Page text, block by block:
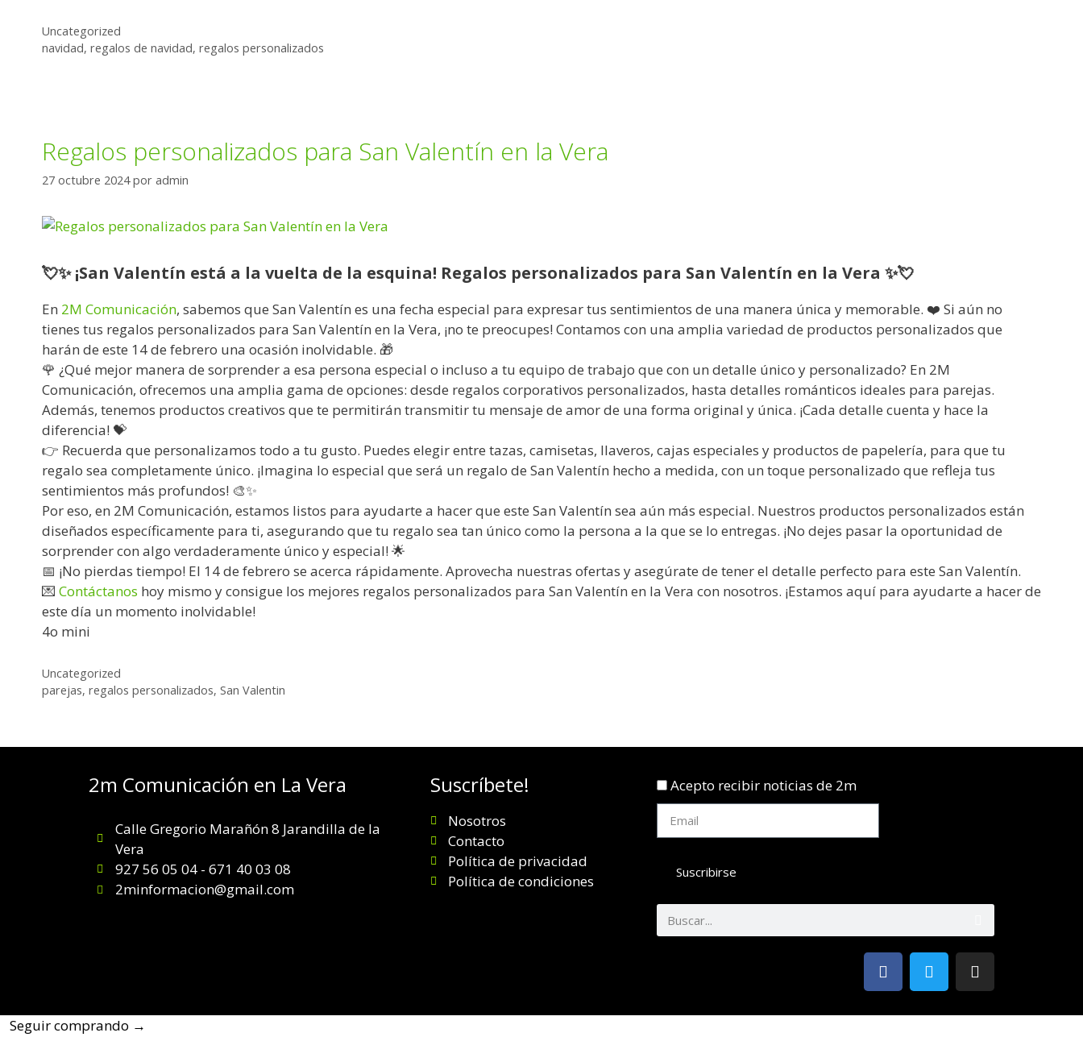
Uncategorized
navidad, regalos de navidad, regalos personalizados
Regalos personalizados para San Valentín en la Vera
27 octubre 2024 por admin
💘✨ ¡San Valentín está a la vuelta de la esquina! Regalos personalizados para San Valentín en la Vera ✨💘
En 2M Comunicación, sabemos que San Valentín es una fecha especial para expresar tus sentimientos de una manera única y memorable. ❤️ Si aún no
tienes tus regalos personalizados para San Valentín en la Vera, ¡no te preocupes! Contamos con una amplia variedad de productos personalizados que
harán de este 14 de febrero una ocasión inolvidable. 🎁
🌹 ¿Qué mejor manera de sorprender a esa persona especial o incluso a tu equipo de trabajo que con un detalle único y personalizado? En 2M
Comunicación, ofrecemos una amplia gama de opciones: desde regalos corporativos personalizados, hasta detalles románticos ideales para parejas.
Además, tenemos productos creativos que te permitirán transmitir tu mensaje de amor de una forma original y única. ¡Cada detalle cuenta y hace la
diferencia! 💝
👉 Recuerda que personalizamos todo a tu gusto. Puedes elegir entre tazas, camisetas, llaveros, cajas especiales y productos de papelería, para que tu
regalo sea completamente único. ¡Imagina lo especial que será un regalo de San Valentín hecho a medida, con un toque personalizado que refleja tus
sentimientos más profundos! 🎨✨
Por eso, en 2M Comunicación, estamos listos para ayudarte a hacer que este San Valentín sea aún más especial. Nuestros productos personalizados están
diseñados específicamente para ti, asegurando que tu regalo sea tan único como la persona a la que se lo entregas. ¡No dejes pasar la oportunidad de
sorprender con algo verdaderamente único y especial! 🌟
📅 ¡No pierdas tiempo! El 14 de febrero se acerca rápidamente. Aprovecha nuestras ofertas y asegúrate de tener el detalle perfecto para este San Valentín.
💌 Contáctanos hoy mismo y consigue los mejores regalos personalizados para San Valentín en la Vera con nosotros. ¡Estamos aquí para ayudarte a hacer de
este día un momento inolvidable!
4o mini
Uncategorized
parejas, regalos personalizados, San Valentin
2m Comunicación en La Vera
Calle Gregorio Marañón 8 Jarandilla de la
Vera
927 56 05 04 - 671 40 03 08
2minformacion@gmail.com
Suscríbete!
Nosotros
Contacto
Política de privacidad
Política de condiciones
Acepto recibir noticias de 2m
Suscribirse
Seguir comprando →